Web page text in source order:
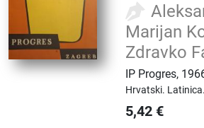
Marijan
Zdravko
IP Progres,
Hrvatski. Latinica.
5,42 €